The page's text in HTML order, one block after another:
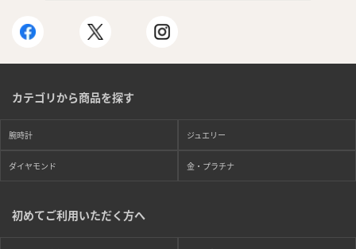
カテゴリから商品を探す
腕時計 ジュエリー
ダイヤモンド 金・プラチナ
初めてご利用いただく方へ